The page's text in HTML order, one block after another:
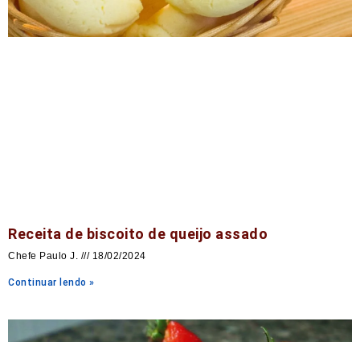
Receita de biscoito de queijo assado
Chefe Paulo J. 18/02/2024
Continuar lendo »